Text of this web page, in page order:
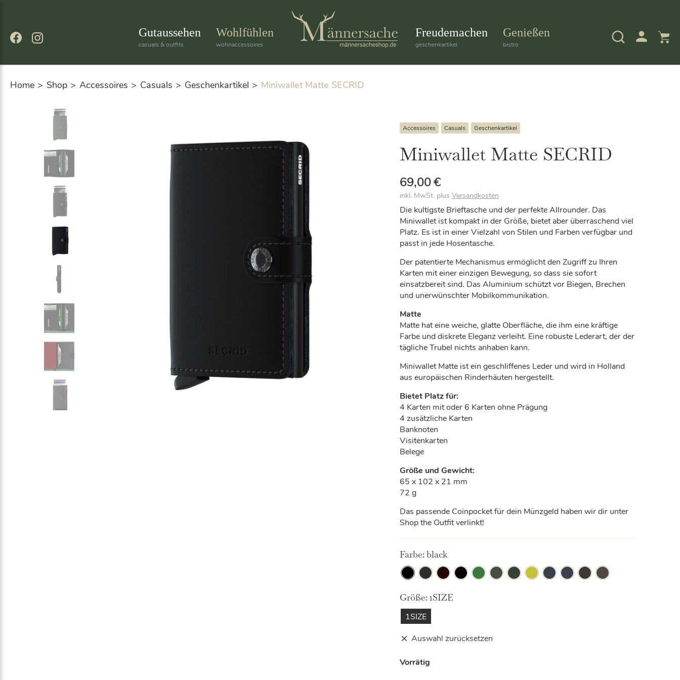
Gutaussehen
casuals & outfits
Wohlfühlen
wohnaccessoires
Freudemachen
geschenkartikel
Genießen
bistro
Home Shop Accessoires Casuals Geschenkartikel Miniwallet Matte SECRID
Accessoires Casuals Geschenkartikel
Miniwallet Matte SECRID
69,00€
inkl. MwSt. plus Versandkosten
Die kultigste Brieftasche und der perfekte Allrounder. Das
Miniwallet ist kompakt in der Größe, bietet aber überraschend viel
Platz. Es ist in einer Vielzahl von Stilen und Farben verfügbar und
passt in jede Hosentasche.
Der patentierte Mechanismus ermöglicht den Zugriff zu Ihren
Karten mit einer einzigen Bewegung, so dass sie sofort
einsatzbereit sind. Das Aluminium schützt vor Biegen, Brechen
und unerwünschter Mobilkommunikation.
Matte
Matte hat eine weiche, glatte Oberfläche, die ihm eine kräftige
Farbe und diskrete Eleganz verleiht. Eine robuste Lederart, der der
tägliche Trubel nichts anhaben kann.
Miniwallet Matte ist ein geschliffenes Leder und wird in Holland
aus europäischen Rinderhäuten hergestellt.
Bietet Platz für:
4 Karten mit oder 6 Karten ohne Prägung
4 zusätzliche Karten
Banknoten
Visitenkarten
Belege
Größe und Gewicht:
65 x 102 x 21 mm
72 g
Das passende Coinpocket für dein Münzgeld haben wir dir unter
Shop the Outfit verlinkt!
Farbe:black
Blackblack
blue
black
ochre
BlackbrightgreenGreen-grey Nightbluenightblue
truffletruffle
Größe:1SIZE
1SIZE
Auswahl zurücksetzen
Vorrätig